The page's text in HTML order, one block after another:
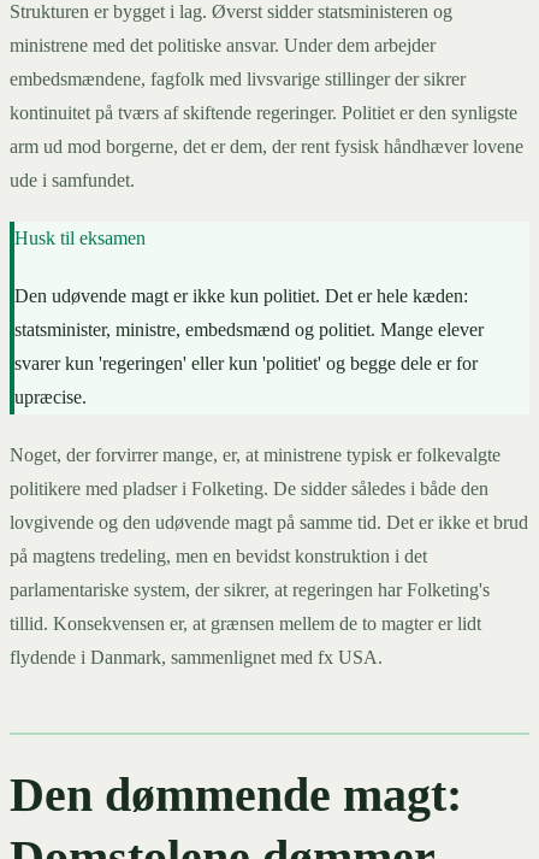
Strukturen er bygget i lag. Øverst sidder statsministeren og
ministrene med det politiske ansvar. Under dem arbejder
embedsmændene, fagfolk med livsvarige stillinger der sikrer
kontinuitet på tværs af skiftende regeringer. Politiet er den synligste
arm ud mod borgerne, det er dem, der rent fysisk håndhæver lovene
ude i samfundet.
Husk til eksamen
Den udøvende magt er ikke kun politiet. Det er hele kæden:
statsminister, ministre, embedsmænd og politiet. Mange elever
svarer kun 'regeringen' eller kun 'politiet' og begge dele er for
upræcise.
Noget, der forvirrer mange, er, at ministrene typisk er folkevalgte
politikere med pladser i Folketing. De sidder således i både den
lovgivende og den udøvende magt på samme tid. Det er ikke et brud
på magtens tredeling, men en bevidst konstruktion i det
parlamentariske system, der sikrer, at regeringen har Folketing's
tillid. Konsekvensen er, at grænsen mellem de to magter er lidt
flydende i Danmark, sammenlignet med fx USA.
Den dømmende magt: